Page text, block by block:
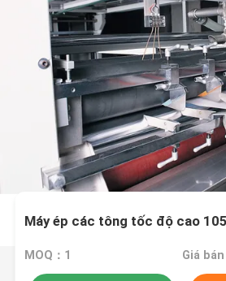
Máy ép các tông tốc độ cao
MOQ：1